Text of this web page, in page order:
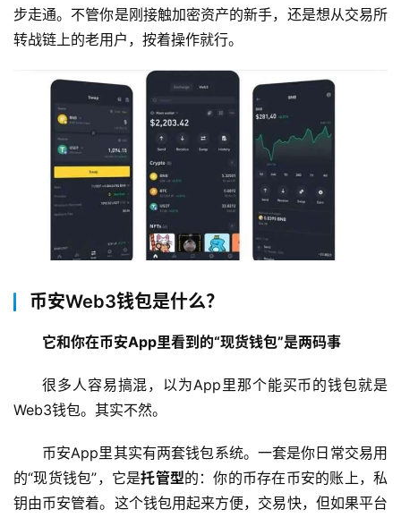
步走通。不管你是刚接触加密资产的新手，还是想从交易所
转战链上的老用户，按着操作就行。
币安Web3钱包是什么？
它和你在币安App里看到的“现货钱包”是两码事
很多人容易搞混，以为App里那个能买币的钱包就是
Web3钱包。其实不然。
币安App里其实有两套钱包系统。一套是你日常交易用
的“现货钱包”，它是托管型的：你的币存在币安的账上，私
钥由币安管着。这个钱包用起来方便，交易快，但如果平台